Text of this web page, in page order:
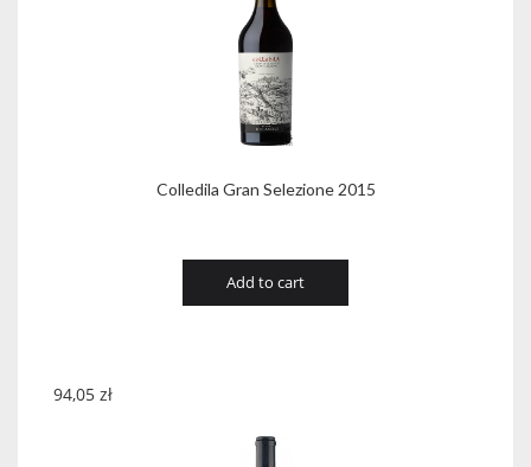
Colledila Gran Selezione 2015
Add to cart
94,05 zł